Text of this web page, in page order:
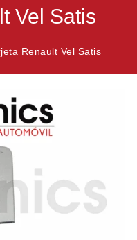
Vel Satis
Renault Vel Satis